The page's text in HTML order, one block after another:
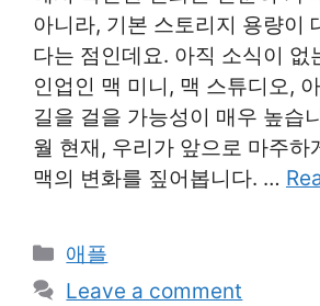
아니라, 기본 스토리지 용량이
다는 점인데요. 아직 소식이 없
인업인 맥 미니, 맥 스튜디오,
길을 걸을 가능성이 매우 높습
월 현재, 우리가 앞으로 마주하
맥의 변화를 짚어봅니다. …
Categories
애플
Leave a comment